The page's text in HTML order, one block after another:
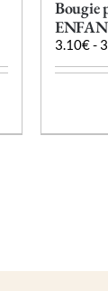
Bougie
3.10€-